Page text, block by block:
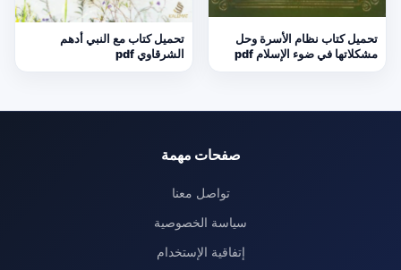
تحميل كتاب نظام الأسرة وحل
مشكلاتها في ضوء الإسلام pdf
تحميل كتاب مع النبي أدهم
الشرقاوي pdf
صفحات مهمة
تواصل معنا
سياسة الخصوصية
إتفاقية الإستخدام